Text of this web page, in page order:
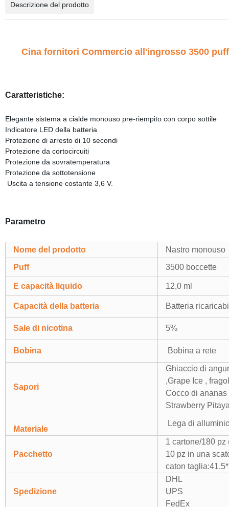
Descrizione del prodotto
Cina fornitori Commercio all'ingrosso 3500
Caratteristiche:
Elegante sistema a cialde monouso pre-riempito con corpo sottile
Indicatore LED della batteria
Protezione di arresto di 10 secondi
Protezione da cortocircuiti
Protezione da sovratemperatura
Protezione da sottotensione
Uscita a tensione costante 3,6 V.
Parametro
Nome del prodotto
Nastro monouso
Puff
3500 boccette
E capacità liquido 12,0 ml
Capacità della batteria Batteria
Sale di nicotina 5%
Bobina Bobina a rete
Sapori
Ghiaccio di
,Grape Ice ,
Cocco di ananas
Strawberry
Materiale
Lega di
Pacchetto
1 cartone/180 pz
10 pz in una
caton
Spedizione
DHL
UPS
FedEx